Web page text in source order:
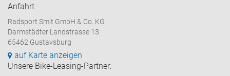
Anfahrt
Radsport Smit GmbH & Co. KG
Darmstädter Landstrasse 13
65462 Gustavsburg
auf Karte anzeigen
Unsere Bike-Leasing-Partner: